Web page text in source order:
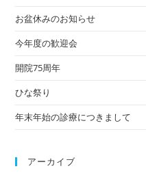
お盆休みのお知らせ
今年度の歓迎会
開院75周年
ひな祭り
年末年始の診療につきまして
アーカイブ